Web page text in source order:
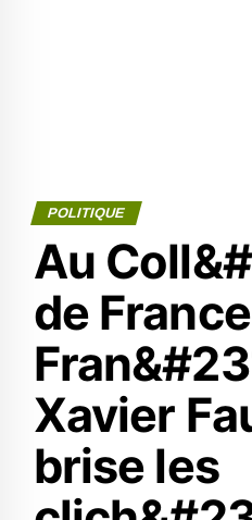
POLITIQUE
Au
de
Xavier
brise les